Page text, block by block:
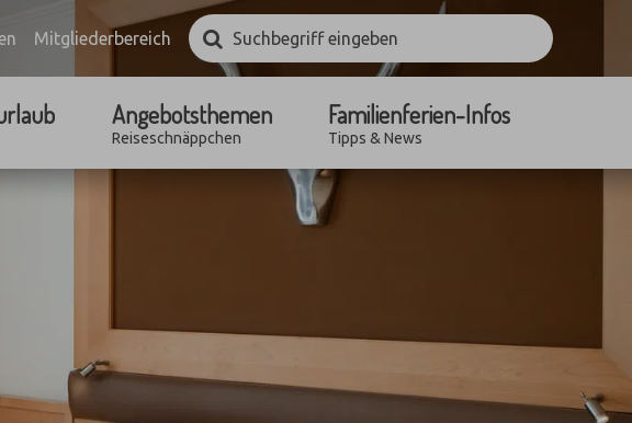
Mitgliederbereich
Suchbegriff
eingebenSuchen
Angebotsthemen
Reiseschnäppchen
Familienferien-Infos
Tipps & News